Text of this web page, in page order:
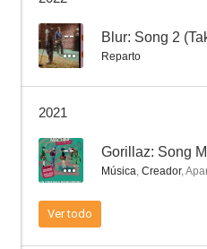
--
-- Blur: Song 2
Reparto
2021
--
Música, Creador,
Ver todo